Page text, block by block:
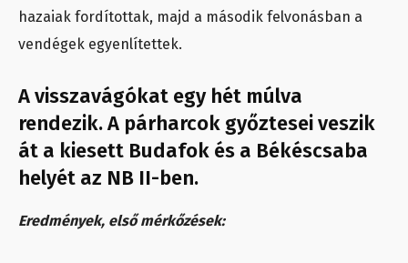
hazaiak fordítottak, majd a második felvonásban a
vendégek egyenlítettek.
A visszavágókat egy hét múlva
rendezik. A párharcok győztesei veszik
át a kiesett Budafok és a Békéscsaba
helyét az NB II-ben.
Eredmények, első mérkőzések: